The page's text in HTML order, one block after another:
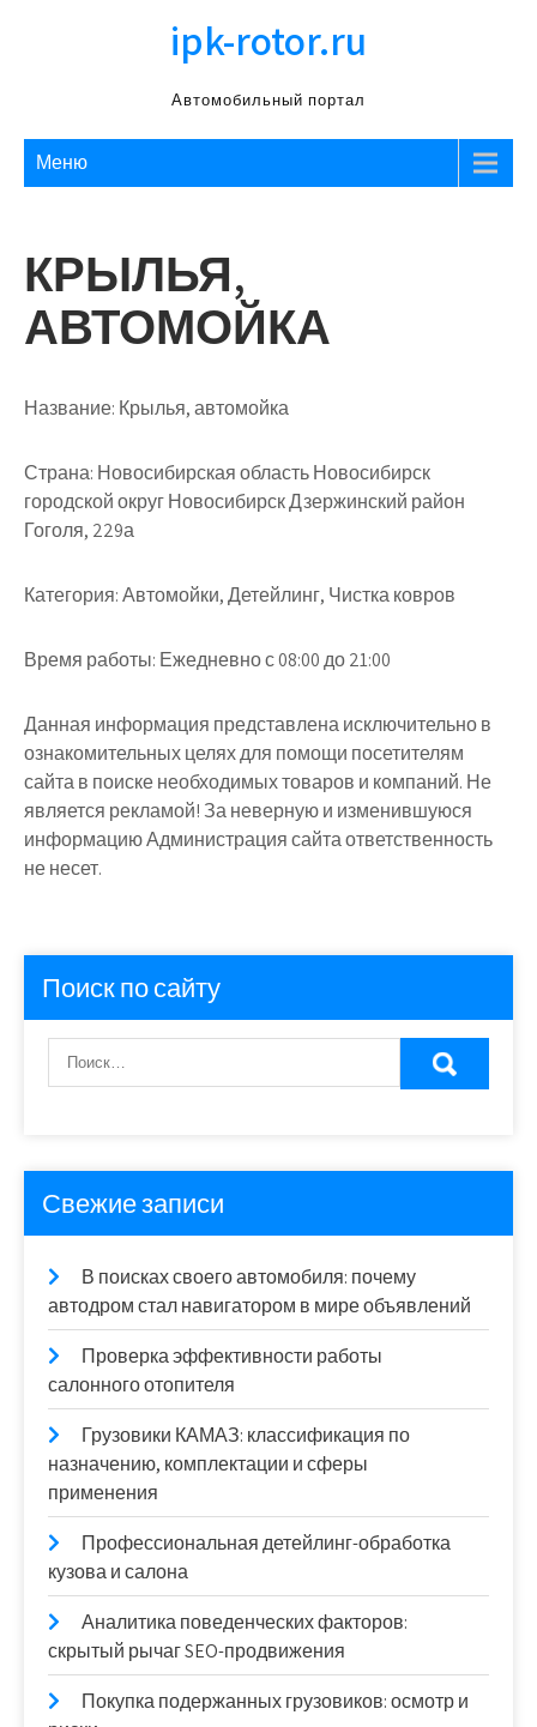
ipk-rotor.ru
Автомобильный портал
Меню
КРЫЛЬЯ,
АВТОМОЙКА
Название: Крылья, автомойка
Страна: Новосибирская область Новосибирск
городской округ Новосибирск Дзержинский район
Гоголя, 229а
Категория:Автомойки, Детейлинг, Чистка ковров
Время работы: Ежедневно с 08:00 до 21:00
Данная информация представлена исключительно в
ознакомительных целях для помощи посетителям
сайта в поиске необходимых товаров и компаний. Не
является рекламой! За неверную и изменившуюся
информацию Администрация сайта ответственность
не несет.
Поиск по сайту
Свежие записи
В поисках своего автомобиля: почему
автодром стал навигатором в мире объявлений
Проверка эффективности работы
салонного отопителя
Грузовики КАМАЗ: классификация по
назначению, комплектации и сферы
применения
Профессиональная детейлинг-обработка
кузова и салона
Аналитика поведенческих факторов:
скрытый рычаг SEO-продвижения
Покупка подержанных грузовиков: осмотр и